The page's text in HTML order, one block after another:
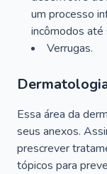
um processo
incômodos até
Verrugas.
Essa área da
seus anexos.
prescrever
tópicos para